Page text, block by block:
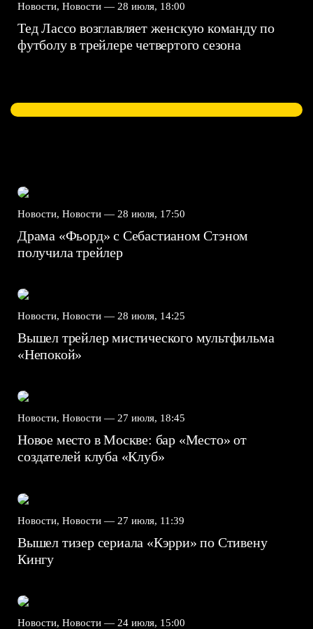
Новости, Новости — 28 июля, 18:00
Тед Лассо возглавляет женскую команду по
футболу в трейлере четвертого сезона
Новости, Новости — 28 июля, 17:50
Драма «Фьорд» с Себастианом Стэном
получила трейлер
Новости, Новости — 28 июля, 14:25
Вышел трейлер мистического мультфильма
«Непокой»
Новости, Новости — 27 июля, 18:45
Новое место в Москве: бар «Место» от
создателей клуба «Клуб»
Новости, Новости — 27 июля, 11:39
Вышел тизер сериала «Кэрри» по Стивену
Кингу
Новости, Новости — 24 июля, 15:00